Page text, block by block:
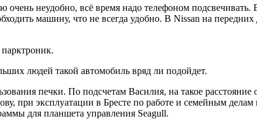
неудобно, всё время надо телефоном подсвечивать.
машину, что не всегда удобно. В Nissan на
людей такой автомобиль вряд ли подойдет.
печки. По подсчетам Василия, на такое расстояние
при эксплуатации в Бресте по работе и семейным делам
для планшета управления Seagull.